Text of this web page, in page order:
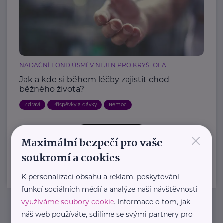
NADAČNÍ FOND ÚSMĚV NEJEN PRO KRYŠTOFA
Jak a kde si během léčby zajistit chod
běžného života?
Zdraví Příspěvky a dávky Nemoc
Další články ×
Maximální bezpečí pro vaše
soukromí a cookies
K personalizaci obsahu a reklam, poskytování
funkcí sociálních médií a analýze naší návštěvnosti
využíváme soubory cookie. Informace o tom, jak
náš web používáte, sdílíme se svými partnery pro